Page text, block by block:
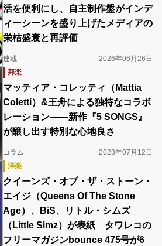
活を便利にし、自主制作盤がインデ
ィーシーンを盛り上げたメディアの
栄枯盛衰と再評価
連載
2026年06月26日
邦楽
マッティア・コレッティ（Mattia
Coletti）&王舟による独特なコラボ
レーション――新作『5 SONGS』
が醸し出す特別な心地良さ
コラム
2023年07月12日
洋楽
クイーンズ・オブ・ザ・ストーン・
エイジ（Queens Of The Stone
Age）、BiS、リトル・シムズ
（Little Simz）が表紙 タワレコの
フリーマガジンbounce 475号が6